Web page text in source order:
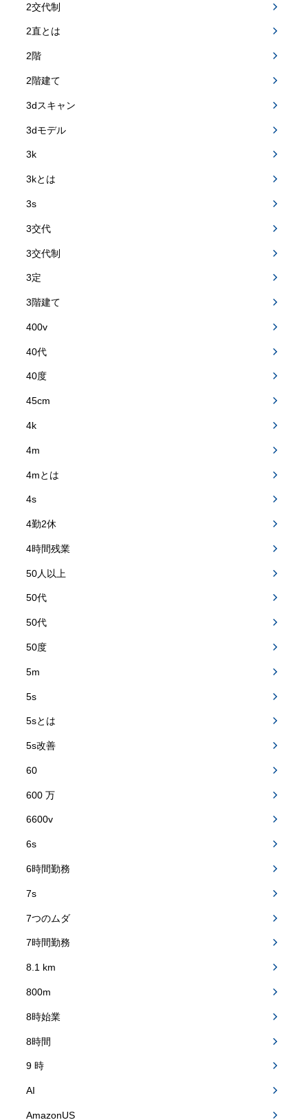
2交代制
2直とは
2階
2階建て
3dスキャン
3dモデル
3k
3kとは
3s
3交代
3交代制
3定
3階建て
400v
40代
40度
45cm
4k
4m
4mとは
4s
4勤2休
4時間残業
50人以上
50代
50代
50度
5m
5s
5sとは
5s改善
60
600 万
6600v
6s
6時間勤務
7s
7つのムダ
7時間勤務
8.1 km
800m
8時始業
8時間
9 時
AI
AmazonUS